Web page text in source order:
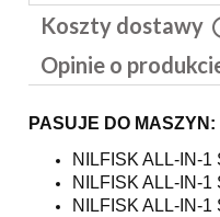
Koszty dostawy
Cena nie zawiera
Opinie o
PASUJE DO MASZYN:
NILFISK ALL-IN-
NILFISK ALL-IN-
NILFISK ALL-IN-